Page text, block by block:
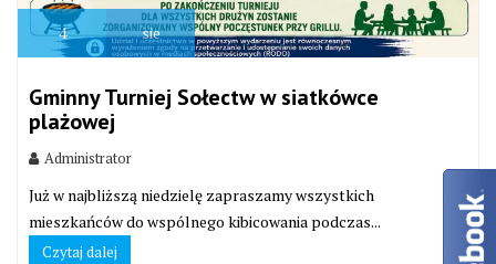
4 sie
Gminny Turniej Sołectw w siatkówce
plażowej
Administrator
Już w najbliższą niedzielę zapraszamy wszystkich
mieszkańców do wspólnego kibicowania podczas...
Czytaj dalej